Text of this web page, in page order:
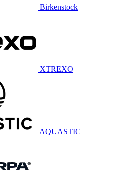
Birkenstock
XTREXO
AQUASTIC